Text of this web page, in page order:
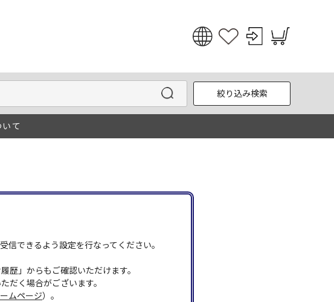
English
한국어
絞り込み検索
て
できるよう設定を行なってください。
」からもご確認いただけます。
く場合がございます。
ムページ）。